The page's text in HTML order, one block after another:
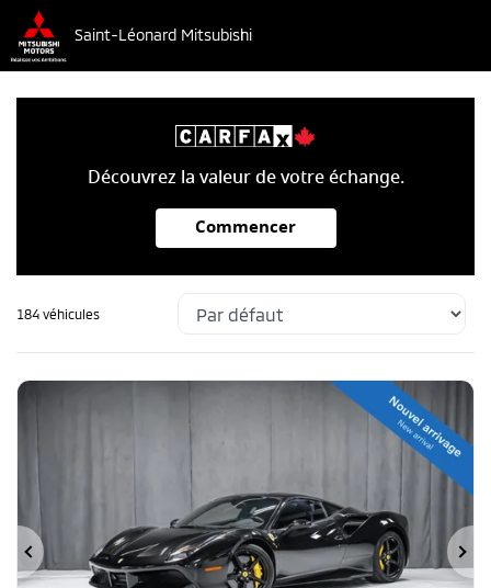
Saint-Léonard Mitsubishi
Découvrez la valeur de votre échange.
Commencer
184 véhicules
Précédent